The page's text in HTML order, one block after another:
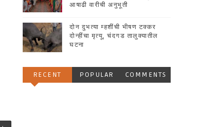
आषाढी वारीची अनुभूती
दोन दुभत्या म्हशींची भीषण टक्कर
दोन्हींचा मृत्यू, चंदगड तालुक्यातील
घटना
RECENT POPULAR COMMENTS